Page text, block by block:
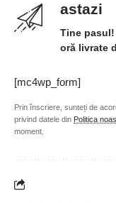
astazi
Tine
oră livrate
[mc4wp_form]
Prin înscriere, sunteți de
privind datele din Politica
moment.